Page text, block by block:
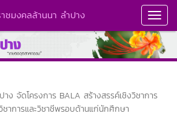
ชมงคลล้านนา ลำปาง
าง จัดโครงการ BALA สร้างสรรค์เชิงวิชาการ
าการและวิชาชีพรอบด้านแก่นักศึกษา